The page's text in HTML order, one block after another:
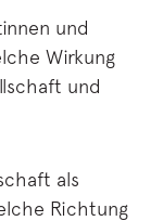
und
Wirkung
und
als
Richtung